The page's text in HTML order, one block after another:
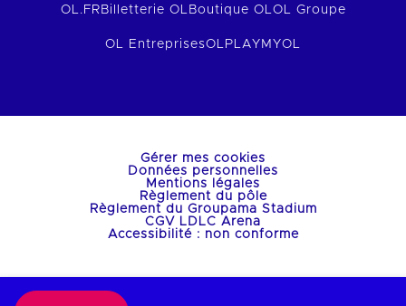
OL.FR Billetterie OL Boutique OLOL Groupe
OL EntreprisesOLPLAY MYOL
Gérer mes cookies
Données personnelles
Mentions légales
Règlement du pôle
Règlement du Groupama Stadium
CGV LDLC Arena
Accessibilité : non conforme